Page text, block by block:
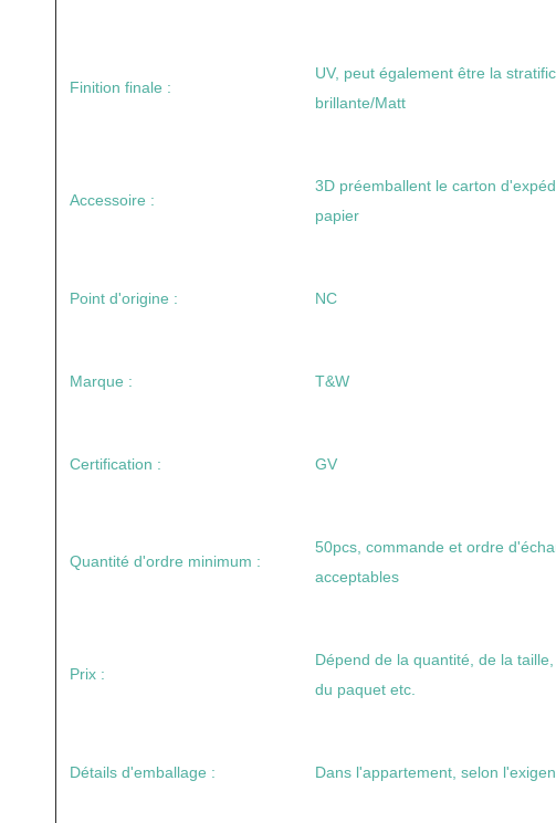
Finition finale :
UV, peut également être la
brillante/Matt
Accessoire :
3D préemballent le carton
papier
Point d'origine : NC
Marque : T&W
Certification : GV
Quantité d'ordre minimum :
50pcs, commande et ordre
acceptables
Prix :
Dépend de la quantité, de la taille,
du paquet etc.
Détails d'emballage : Dans l'appartement, selon